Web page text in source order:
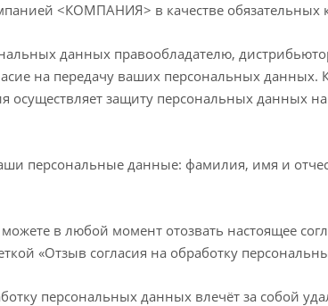
<КОМПАНИЯ> в качестве обязательных
данных правообладателю,
на передачу ваших персональных
осуществляет защиту персональных данных
персональные данные: фамилия, имя и
в любой момент отозвать настоящее
«Отзыв согласия на обработку
персональных данных влечёт за собой